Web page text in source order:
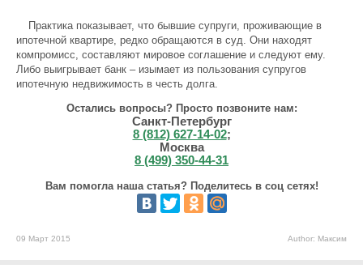
Практика показывает, что бывшие супруги, проживающие в
ипотечной квартире, редко обращаются в суд. Они находят
компромисс, составляют мировое соглашение и следуют ему.
Либо выигрывает банк – изымает из пользования супругов
ипотечную недвижимость в честь долга.
Остались вопросы? Просто позвоните нам:
Санкт-Петербург
8 (812) 627-14-02;
Москва
8 (499) 350-44-31
Вам помогла наша статья? Поделитесь в соц сетях!
09 Март 2015 Author: Максим